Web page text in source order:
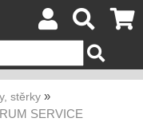
stěrky
SERVICE